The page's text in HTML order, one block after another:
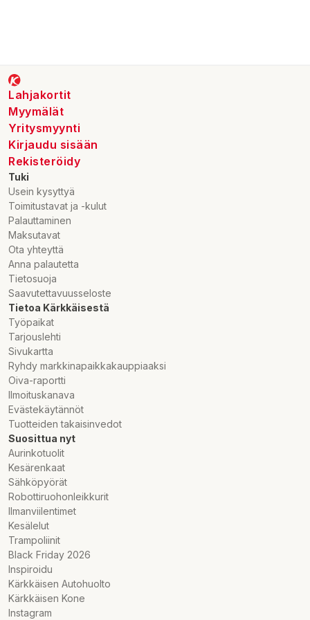
Lahjakortit
Myymälät
Yritysmyynti
Kirjaudu sisään
Rekisteröidy
Tuki
Usein kysyttyä
Toimitustavat ja -kulut
Palauttaminen
Maksutavat
Ota yhteyttä
Anna palautetta
Tietosuoja
Saavutettavuusseloste
Tietoa Kärkkäisestä
Työpaikat
Tarjouslehti
Sivukartta
Ryhdy markkinapaikkakauppiaaksi
Oiva-raportti
Ilmoituskanava
Evästekäytännöt
Tuotteiden takaisinvedot
Suosittua nyt
Aurinkotuolit
Kesärenkaat
Sähköpyörät
Robottiruohonleikkurit
Ilmanviilentimet
Kesälelut
Trampoliinit
Black Friday 2026
Inspiroidu
Kärkkäisen Autohuolto
Kärkkäisen Kone
Instagram